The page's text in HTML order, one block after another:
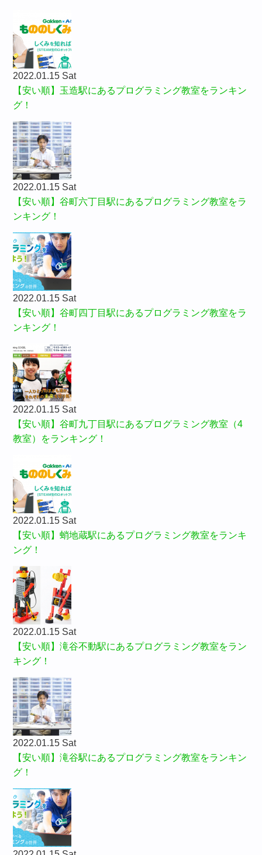
2022.01.15 Sat
【安い順】玉造駅にあるプログラミング教室をランキン
グ！
2022.01.15 Sat
【安い順】谷町六丁目駅にあるプログラミング教室をラ
ンキング！
2022.01.15 Sat
【安い順】谷町四丁目駅にあるプログラミング教室をラ
ンキング！
2022.01.15 Sat
【安い順】谷町九丁目駅にあるプログラミング教室（4
教室）をランキング！
2022.01.15 Sat
【安い順】蛸地蔵駅にあるプログラミング教室をランキ
ング！
2022.01.15 Sat
【安い順】滝谷不動駅にあるプログラミング教室をラン
キング！
2022.01.15 Sat
【安い順】滝谷駅にあるプログラミング教室をランキン
グ！